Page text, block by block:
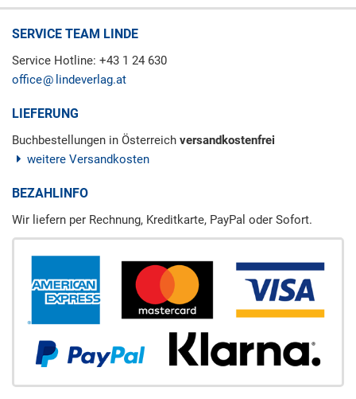
SERVICE TEAM LINDE
Service Hotline: +43 1 24 630
office
lindeverlag.at
LIEFERUNG
Buchbestellungen in Österreich versandkostenfrei
weitere Versandkosten
BEZAHLINFO
Wir liefern per Rechnung, Kreditkarte, PayPal oder Sofort.